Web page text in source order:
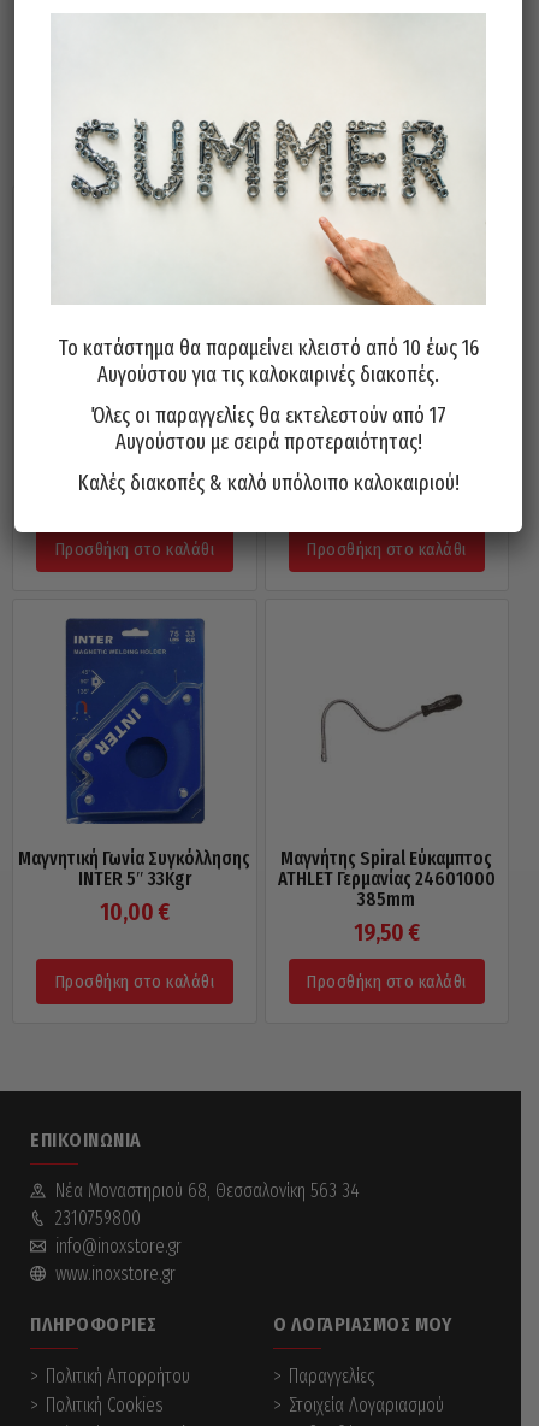
Σχετικά προϊόντα
Μαγνητιστής-Απομαγνητιστής
8,00€
Προσθήκη στο καλάθι
Σκαφάκι Μαγνητικό 150mm
9,30€
Προσθήκη στο καλάθι
Μαγνητική Γωνία Συγκόλλησης
INTER 5″ 33Kgr
10,00 €
Προσθήκη στο καλάθι
Μαγνήτης Spiral Εύκαμπτος
ATHLET Γερμανίας 24601000
385mm
19,50 €
Προσθήκη στο καλάθι
ΕΠΙΚΟΙΝΩΝΊΑ
Νέα Mοναστηριού 68, Θεσσαλονίκη 563 34
2310759800
info@inoxstore.gr
www.inoxstore.gr
ΠΛΗΡΟΦΟΡΊΕΣ
Πολιτική Απορρήτου
Πολιτική Cookies
Ο ΛΟΓΑΡΙΑΣΜΌΣ ΜΟΥ
Παραγγελίες
Στοιχεία Λογαριασμού
Το κατάστημα θα παραμείνει κλειστό από 10 έως 16
Αυγούστου για τις καλοκαιρινές διακοπές.
Όλες οι παραγγελίες θα εκτελεστούν από 17
Αυγούστου με σειρά προτεραιότητας!
Καλές διακοπές & καλό υπόλοιπο καλοκαιριού!